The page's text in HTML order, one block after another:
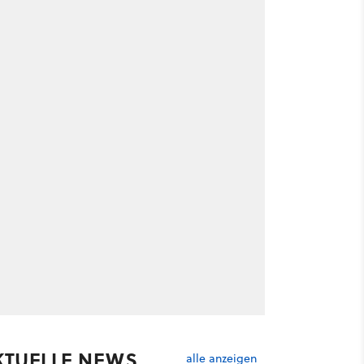
alle anzeigen